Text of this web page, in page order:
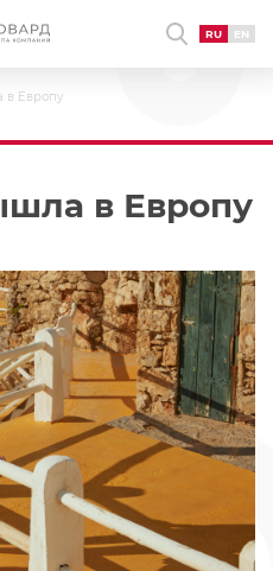
RU EN
в Европу
в Европу